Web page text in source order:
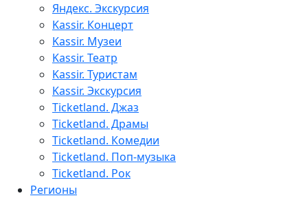
Яндекс. Экскурсия
Kassir. Концерт
Kassir. Музеи
Kassir. Театр
Kassir. Туристам
Kassir. Экскурсия
Ticketland. Джаз
Ticketland. Драмы
Ticketland. Комедии
Ticketland. Поп-музыка
Ticketland. Рок
Регионы